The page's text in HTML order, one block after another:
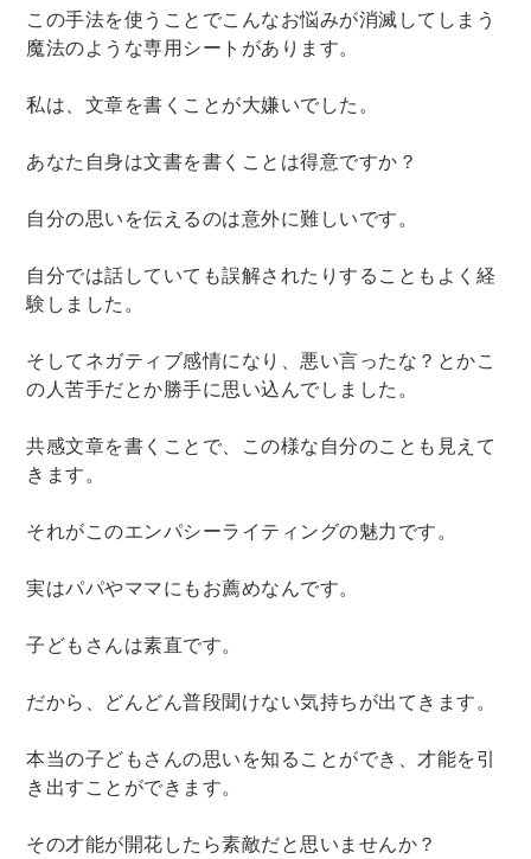
この手法を使うことでこんなお悩みが消滅してしまう
魔法のような専用シートがあります。
私は、文章を書くことが大嫌いでした。
あなた自身は文書を書くことは得意ですか？
自分の思いを伝えるのは意外に難しいです。
自分では話していても誤解されたりすることもよく経
験しました。
そしてネガティブ感情になり、悪い言ったな？とかこ
の人苦手だとか勝手に思い込んでしました。
共感文章を書くことで、この様な自分のことも見えて
きます。
それがこのエンパシーライティングの魅力です。
実はパパやママにもお薦めなんです。
子どもさんは素直です。
だから、どんどん普段聞けない気持ちが出てきます。
本当の子どもさんの思いを知ることができ、才能を引
き出すことができます。
その才能が開花したら素敵だと思いませんか？